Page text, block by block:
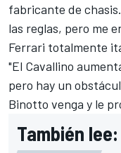
fabricante de
las reglas, pero me
Ferrari totalmente
"El Cavallino
pero hay un
Binotto venga y le
También lee: